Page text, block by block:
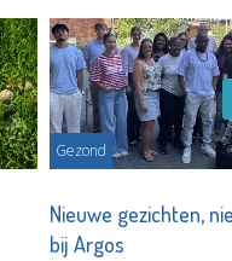
Gezond
Nieuwe gezichten,
bij Argos